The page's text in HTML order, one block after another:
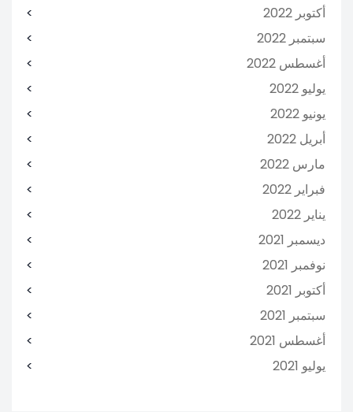
أكتوبر 2022
سبتمبر 2022
أغسطس 2022
يوليو 2022
يونيو 2022
أبريل 2022
مارس 2022
فبراير 2022
يناير 2022
ديسمبر 2021
نوفمبر 2021
أكتوبر 2021
سبتمبر 2021
أغسطس 2021
يوليو 2021